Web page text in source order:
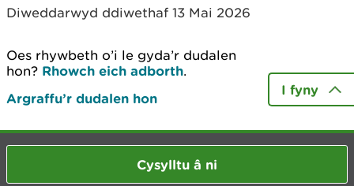
Diweddarwyd ddiwethaf 13 Mai 2026
Oes rhywbeth o’i le gyda’r dudalen
hon? Rhowch eich adborth.
Argraffu’r dudalen hon
I fyny
Cysylltu â ni